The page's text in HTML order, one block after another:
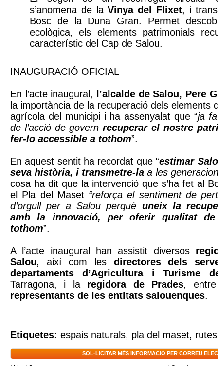
s’anomena de laVinya del Flixet, i
Bosc de la Duna Gran. Permet
ecològica, els elements patrimonials
característic del Cap de Salou.
INAUGURACIÓ OFICIAL
En l’acte inaugural,
l’alcalde de Salou, Pere
la importància de la recuperació dels elements
agrícola del municipi i ha assenyalat que “ja
de l’acció de governrecuperar el nostre
fer-lo accessible a tothom”.
En aquest sentit ha recordat que “estimar
seva història, i transmetre-la a les
cosa ha dit que la intervenció que s’ha fet al
el Pla del Maset “reforça el sentiment de
d’orgull per a Salou perquè uneix la
amb la innovació, per oferir qualitat
tothom”.
A l’acte inaugural han assistit diversos
Salou, així com les directores dels
departaments d’Agricultura i Turisme
Tarragona, i laregidora de Prades,
representants de les entitats salouenques.
Etiquetes: espais naturals, pla del maset, rutes
SOL·LICITAR MÉS INFORMACIÓ PER CORREU